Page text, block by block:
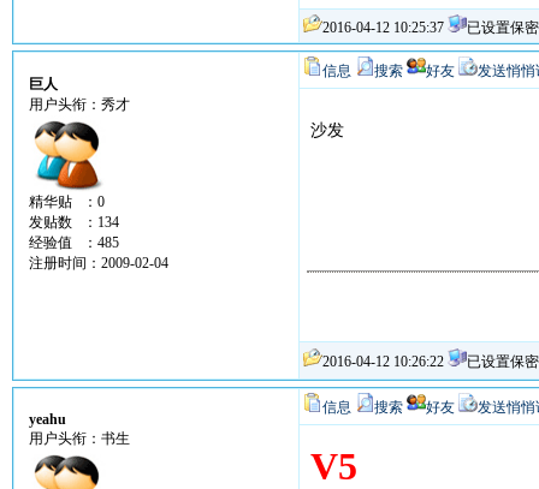
2016-04-12 10:25:37 已设置保密
巨人
用户头衔：秀才
精华贴 ：0
发贴数 ：134
经验值 ：485
注册时间：2009-02-04
信息 搜索 好友 发送悄悄
沙发
2016-04-12 10:26:22 已设置保密
yeahu
用户头衔：书生
信息 搜索 好友 发送悄悄
V5